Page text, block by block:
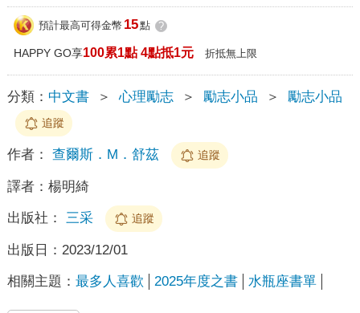
預計最高可得金幣 15點 ?
HAPPY GO享100累1點 4點抵1元 折抵無上限
分類： 中文書 ＞ 心理勵志 ＞ 勵志小品 ＞ 勵志小品
追蹤
作者： 查爾斯．M．舒茲 追蹤
譯者： 楊明綺
出版社： 三采 追蹤
出版日： 2023/12/01
相關主題： 最多人喜歡 2025年度之書 水瓶座書單